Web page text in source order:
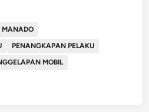
MANADO
PENANGKAPAN PELAKU
MOBIL